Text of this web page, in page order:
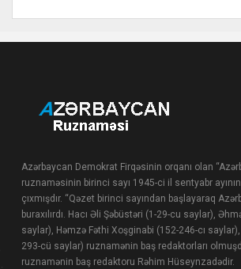
Azərbaycan Demokrat Firqəsinin orqanı olan
ruznaməsinin birinci sayı 1945-ci il sentyabr
çıxmışdır. “Qəzet birinci sayından başlayaraq
buraxılırdı. Hacı Əli Şəbüstəri (1-29-cu saylar),
saylar), Həmzə Fəthi Xoşginabi (152-246-cı
293-cü saylar) ruznamənin baş redaktorları
ruznamənin baş redaktoru Rəhim Hüseynzadədir.